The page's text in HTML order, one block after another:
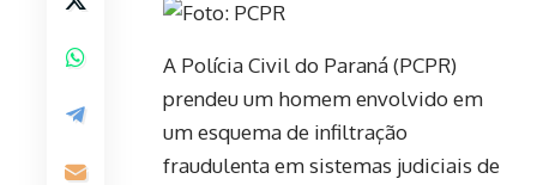
A Polícia Civil do Paraná (PCPR)
prendeu um homem envolvido em
um esquema de infiltração
fraudulenta em sistemas judiciais de